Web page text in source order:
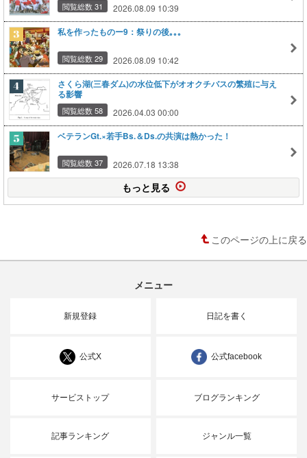
閲覧総数 31 2026.08.09 10:39
私を作ったものー9：祭りの後｡｡｡
閲覧総数 29 2026.08.09 10:42
さくら湖(三春ダム)の水位低下がオオクチバスの繁殖に与え
る影響
閲覧総数 58 2026.04.03 00:00
ベテランGt.×若手Bs.＆Ds.の共演は熱かった！
閲覧総数 37 2026.07.18 13:38
もっと見る
このページの上に戻る
メニュー
新規登録 日記を書く
公式X 公式facebook
サービストップ ブログランキング
記事ランキング ジャンル一覧